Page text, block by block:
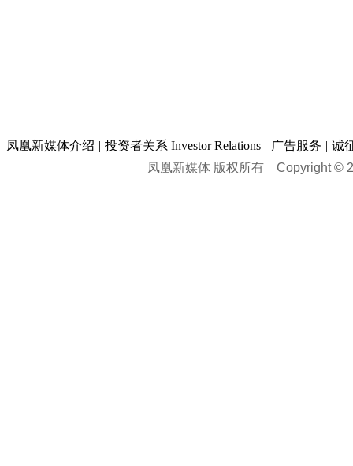
凤凰新媒体介绍 | 投资者关系 Investor Relations | 广告服务 | 诚
凤凰新媒体 版权所有 Copyright ©